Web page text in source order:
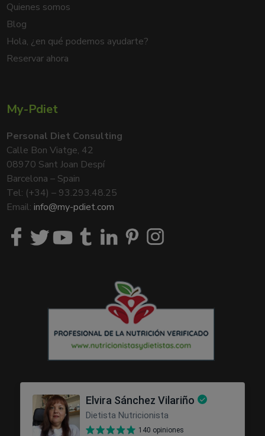
Quienes somos
Blog
Hola, ¿en qué podemos ayudarte?
Reservar ahora
My-Pdiet
Personal Diet Consulting
Calle Bon Viatge, 42
08970 Sant Joan Despí
Barcelona – Spain
Tel: (+34) – 93.293.48.25
Email:info@my-pdiet.com